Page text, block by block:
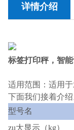
详情介绍
标签打印秤，智
适用范围：适用
下面我们接着介
型号名
zu大显示（kg）